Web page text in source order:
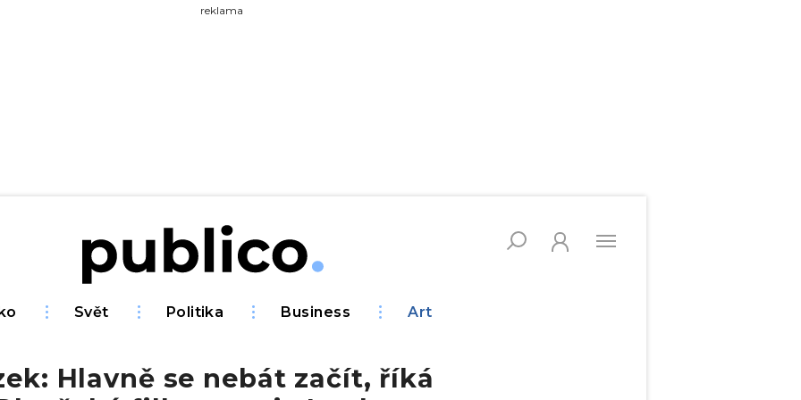
reklama
Svět Politika Business Art
Hlavně se nebát začít, říká
na Publiku